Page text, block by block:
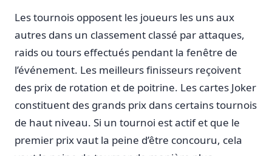
Les tournois opposent les joueurs les uns aux
autres dans un classement classé par attaques,
raids ou tours effectués pendant la fenêtre de
l’événement. Les meilleurs finisseurs reçoivent
des prix de rotation et de poitrine. Les cartes Joker
constituent des grands prix dans certains tournois
de haut niveau. Si un tournoi est actif et que le
premier prix vaut la peine d’être concouru, cela